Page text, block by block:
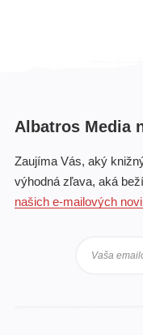
Albatros Media
Zaujíma Vás, aký
výhodná zľava, aká
našich e-mailových
Vaša